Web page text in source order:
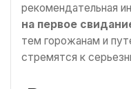
рекомендательная
на первое
тем горожанам и
стремятся к